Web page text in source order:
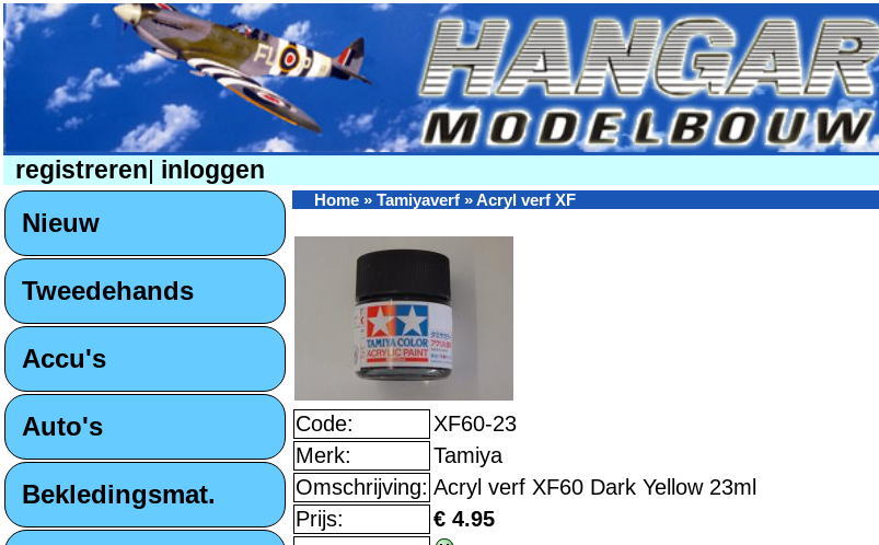
registreren inloggen
Nieuw
Tweedehands
Accu's
Auto's
Bekledingsmat.
Home » Tamiyaverf »Acryl verf XF
Code:
XF60-23
Merk:
Tamiya
Omschrijving: Acryl verf XF60 Dark Yellow 23ml
Prijs:
€ 4.95